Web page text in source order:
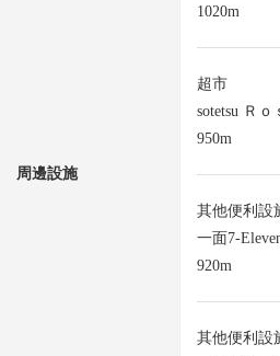
周邊設施
1020m
超市
sotetsu Ｒ
950m
其他便利設
一面7-
920m
其他便利設